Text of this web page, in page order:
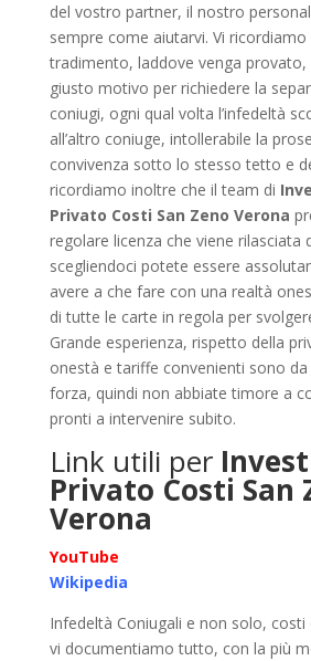
del vostro partner, il nostro
sempre come aiutarvi. Vi
tradimento, laddove venga provato,
giusto motivo per richiedere la
coniugi, ogni qual volta l’infedeltà
all’altro coniuge, intollerabile la
convivenza sotto lo stesso tetto e
ricordiamo inoltre che il team di
Privato Costi San Zeno Verona
regolare licenza che viene rilasciata
scegliendoci potete essere
avere a che fare con una realtà
di tutte le carte in regola per
Grande esperienza, rispetto della
onestà e tariffe convenienti sono
forza, quindi non abbiate timore a
pronti a intervenire subito.
Link utili per
Privato Costi San
Verona
YouTube
Wikipedia
Infedeltà Coniugali e non solo, costi
vi documentiamo tutto, con la più